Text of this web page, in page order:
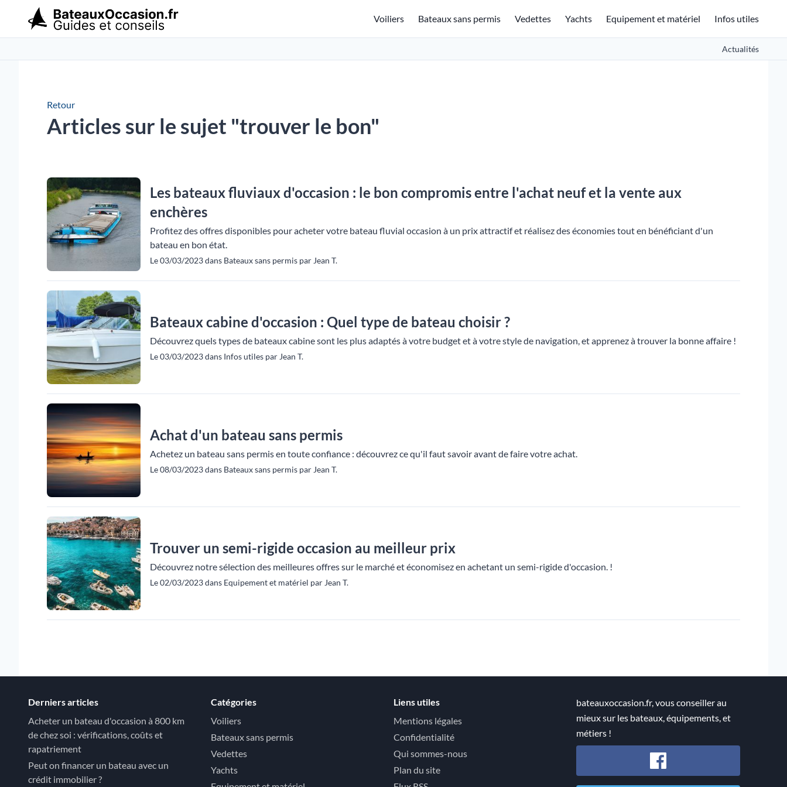
Voiliers Bateaux sans permis Vedettes Yachts Equipement et matériel Infos utiles
Actualités
Retour
Articles sur le sujet "trouver le bon"
Les bateaux fluviaux d'occasion : le bon compromis entre l'achat neuf et la vente aux
enchères
Profitez des offres disponibles pour acheter votre bateau fluvial occasion à un prix attractif et réalisez des économies tout en bénéficiant d'un
bateau en bon état.
Le 03/03/2023 dans Bateaux sans permis par Jean T.
Bateaux cabine d'occasion : Quel type de bateau choisir ?
Découvrez quels types de bateaux cabine sont les plus adaptés à votre budget et à votre style de navigation, et apprenez à trouver la bonne affaire !
Le 03/03/2023 dans Infos utiles par Jean T.
Achat d'un bateau sans permis
Achetez un bateau sans permis en toute confiance : découvrez ce qu'il faut savoir avant de faire votre achat.
Le 08/03/2023 dans Bateaux sans permis par Jean T.
Trouver un semi-rigide occasion au meilleur prix
Découvrez notre sélection des meilleures offres sur le marché et économisez en achetant un semi-rigide d'occasion. !
Le 02/03/2023 dans Equipement et matériel par Jean T.
Derniers articles
Acheter un bateau d'occasion à 800 km
de chez soi : vérifications, coûts et
rapatriement
Peut on financer un bateau avec un
crédit immobilier ?
Catégories
Voiliers
Bateaux sans permis
Vedettes
Yachts
Liens utiles
Mentions légales
Confidentialité
Qui sommes-nous
Plan du site
bateauxoccasion.fr, vous conseiller au
mieux sur les bateaux, équipements, et
métiers !